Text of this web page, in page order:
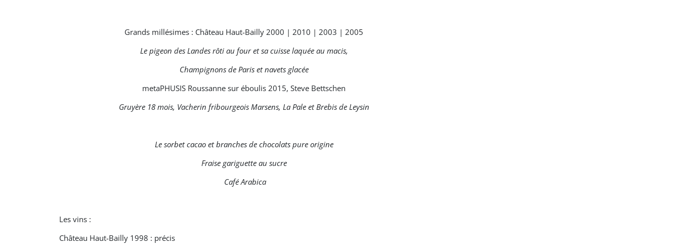
Grands millésimes : Château Haut-Bailly 2000 | 2010 | 2003 | 2005
Le pigeon des Landes rôti au four et sa cuisse laquée au macis,
Champignons de Paris et navets glacée
metaPHUSIS Roussanne sur éboulis 2015, Steve Bettschen
Gruyère 18 mois, Vacherin fribourgeois Marsens, La Pale et Brebis de Leysin
Le sorbet cacao et branches de chocolats pure origine
Fraise gariguette au sucre
Café Arabica
Les vins :
Château Haut-Bailly 1998 : précis